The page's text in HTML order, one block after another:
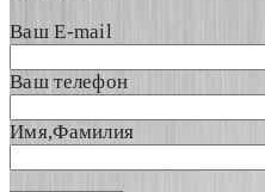
Ваш E-mail
Ваш телефон
Имя,Фамилия